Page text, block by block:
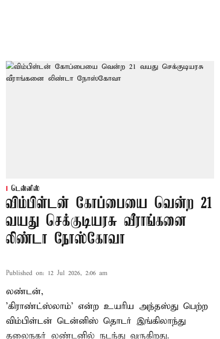
டென்னிஸ்
விம்பிள்டன் கோப்பையை வென்ற 21
வயது செக்குடியரசு வீராங்கனை
லிண்டா நோஸ்கோவா
Published on: 12 Jul 2026, 2:06 am
லண்டன்,
'கிராண்ட்ஸ்லாம்' என்ற உயரிய அந்தஸ்து பெற்ற
விம்பிள்டன் டென்னிஸ் தொடர் இங்கிலாந்து
தலைநகர் லண்டனில் நடந்து வருகிறது.